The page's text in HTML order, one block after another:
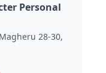
Personal
28-30,